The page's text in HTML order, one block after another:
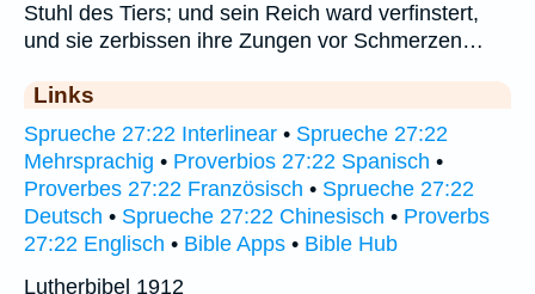
Stuhl des Tiers; und sein Reich ward verfinstert,
und sie zerbissen ihre Zungen vor Schmerzen…
Links
Sprueche 27:22 Interlinear • Sprueche 27:22
Mehrsprachig • Proverbios 27:22 Spanisch •
Proverbes 27:22 Französisch • Sprueche 27:22
Deutsch • Sprueche 27:22 Chinesisch • Proverbs
27:22 Englisch • Bible Apps • Bible Hub
Lutherbibel 1912